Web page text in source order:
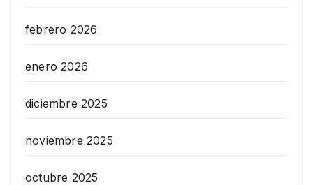
febrero 2026
enero 2026
diciembre 2025
noviembre 2025
octubre 2025